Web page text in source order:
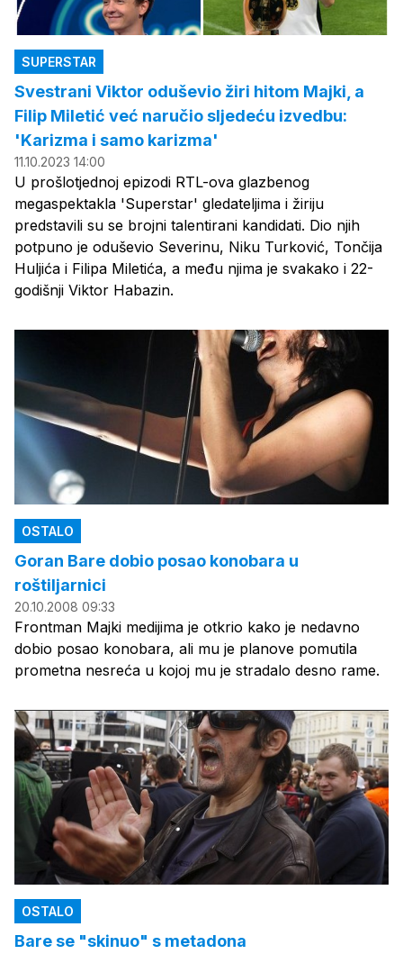
SUPERSTAR
Svestrani Viktor oduševio žiri hitom Majki, a
Filip Miletić već naručio sljedeću izvedbu:
'Karizma i samo karizma'
11.10.2023 14:00
U prošlotjednoj epizodi RTL-ova glazbenog
megaspektakla 'Superstar' gledateljima i žiriju
predstavili su se brojni talentirani kandidati. Dio njih
potpuno je oduševio Severinu, Niku Turković, Tončija
Huljića i Filipa Miletića, a među njima je svakako i 22-
godišnji Viktor Habazin.
OSTALO
Goran Bare dobio posao konobara u
roštiljarnici
20.10.2008 09:33
Frontman Majki medijima je otkrio kako je nedavno
dobio posao konobara, ali mu je planove pomutila
prometna nesreća u kojoj mu je stradalo desno rame.
OSTALO
Bare se "skinuo" s metadona